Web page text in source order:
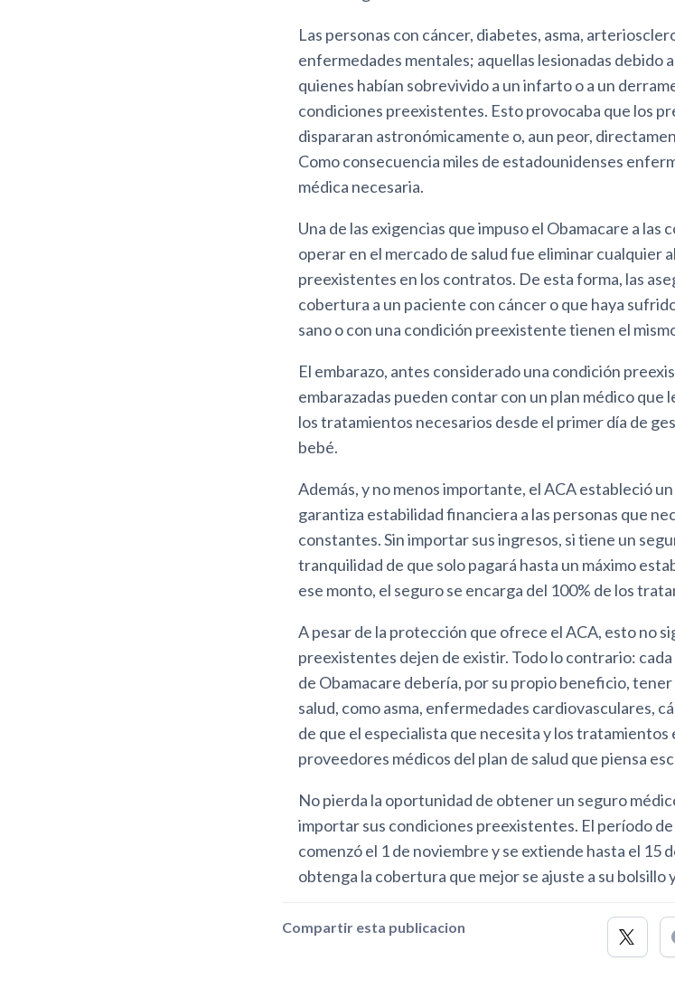
Las personas con cáncer, diabetes, asma,
enfermedades mentales; aquellas lesionadas debido
quienes habían sobrevivido a un infarto o a un
condiciones preexistentes. Esto provocaba que los
dispararan astronómicamente o, aun peor,
Como consecuencia miles de estadounidenses
médica necesaria.
Una de las exigencias que impuso el Obamacare a las
operar en el mercado de salud fue eliminar cualquier
preexistentes en los contratos. De esta forma, las
cobertura a un paciente con cáncer o que haya
sano o con una condición preexistente tienen el
El embarazo, antes considerado una condición
embarazadas pueden contar con un plan médico
los tratamientos necesarios desde el primer día de
bebé.
Además, y no menos importante, el ACA estableció
garantiza estabilidad financiera a las personas que
constantes. Sin importar sus ingresos, si tiene un
tranquilidad de que solo pagará hasta un máximo
ese monto, el seguro se encarga del 100% de los
A pesar de la protección que ofrece el ACA, esto no
preexistentes dejen de existir. Todo lo contrario:
de Obamacare debería, por su propio beneficio,
salud, como asma, enfermedades cardiovasculares,
de que el especialista que necesita y los tratamientos
proveedores médicos del plan de salud que piensa
No pierda la oportunidad de obtener un seguro
importar sus condiciones preexistentes. El período
comenzó el 1 de noviembre y se extiende hasta el 15
obtenga la cobertura que mejor se ajuste a su bolsillo
Compartir esta publicacion